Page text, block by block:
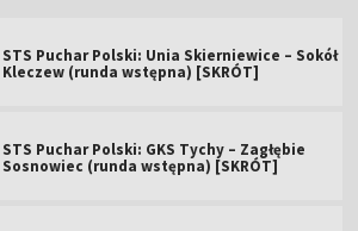
STS Puchar Polski: Unia Skierniewice – Sokół
Kleczew (runda wstępna) [SKRÓT]
STS Puchar Polski: GKS Tychy – Zagłębie
Sosnowiec (runda wstępna) [SKRÓT]